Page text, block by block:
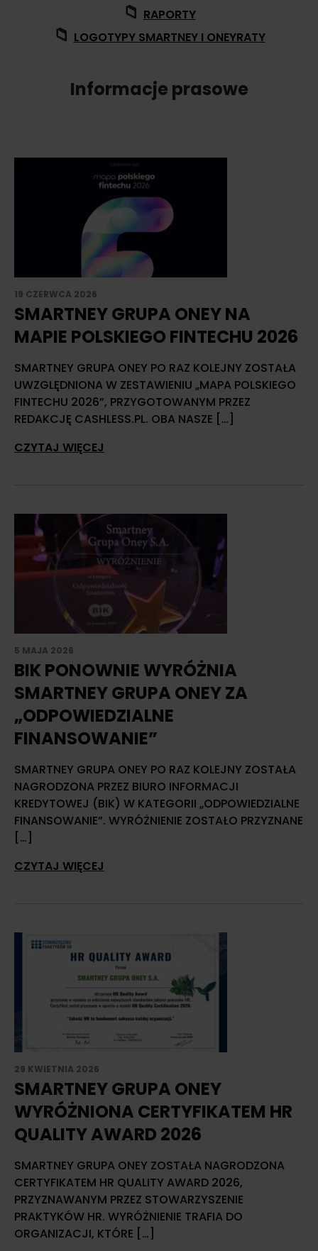
📁 RAPORTY
📁 LOGOTYPY SMARTNEY I ONEYRATY
Informacje prasowe
19 CZERWCA 2026
SMARTNEY GRUPA ONEY NA
MAPIE POLSKIEGO FINTECHU 2026
SMARTNEY GRUPA ONEY PO RAZ KOLEJNY ZOSTAŁA
UWZGLĘDNIONA W ZESTAWIENIU „MAPA POLSKIEGO
FINTECHU 2026”, PRZYGOTOWANYM PRZEZ
REDAKCJĘ CASHLESS.PL. OBA NASZE […]
CZYTAJ WIĘCEJ
5 MAJA 2026
BIK PONOWNIE WYRÓŻNIA
SMARTNEY GRUPA ONEY ZA
„ODPOWIEDZIALNE
FINANSOWANIE”
SMARTNEY GRUPA ONEY PO RAZ KOLEJNY ZOSTAŁA
NAGRODZONA PRZEZ BIURO INFORMACJI
KREDYTOWEJ (BIK) W KATEGORII „ODPOWIEDZIALNE
FINANSOWANIE”. WYRÓŻNIENIE ZOSTAŁO PRZYZNANE
[…]
CZYTAJ WIĘCEJ
29 KWIETNIA 2026
SMARTNEY GRUPA ONEY
WYRÓŻNIONA CERTYFIKATEM HR
QUALITY AWARD 2026
SMARTNEY GRUPA ONEY ZOSTAŁA NAGRODZONA
CERTYFIKATEM HR QUALITY AWARD 2026,
PRZYZNAWANYM PRZEZ STOWARZYSZENIE
PRAKTYKÓW HR. WYRÓŻNIENIE TRAFIA DO
ORGANIZACJI, KTÓRE […]